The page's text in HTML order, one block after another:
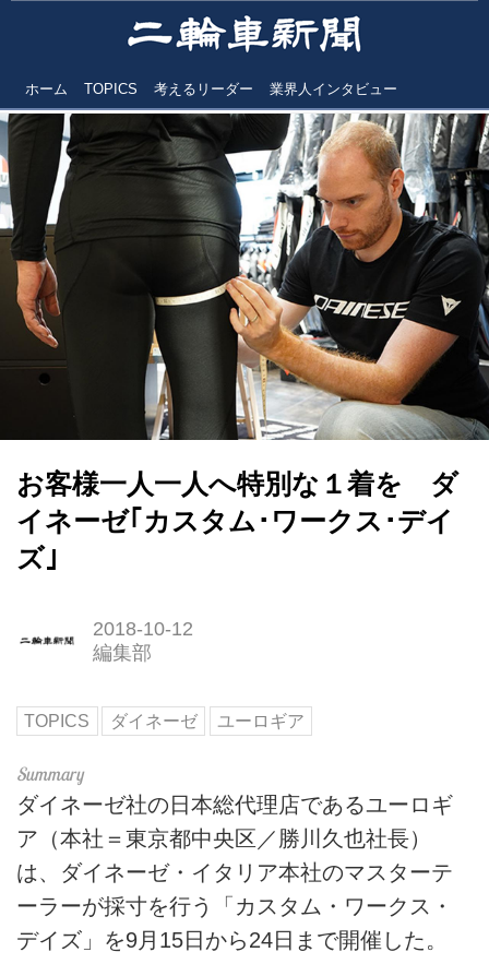
ホーム TOPICS 考えるリーダー 業界人インタビュー
お客様一人一人へ特別な１着を ダ
イネーゼ｢カスタム･ワークス･デイ
ズ｣
2018-10-12
編集部
TOPICS ダイネーゼ ユーロギア
ダイネーゼ社の日本総代理店であるユーロギ
ア（本社＝東京都中央区／勝川久也社長）
は、ダイネーゼ・イタリア本社のマスターテ
ーラーが採寸を行う「カスタム・ワークス・
デイズ」を9月15日から24日まで開催した。